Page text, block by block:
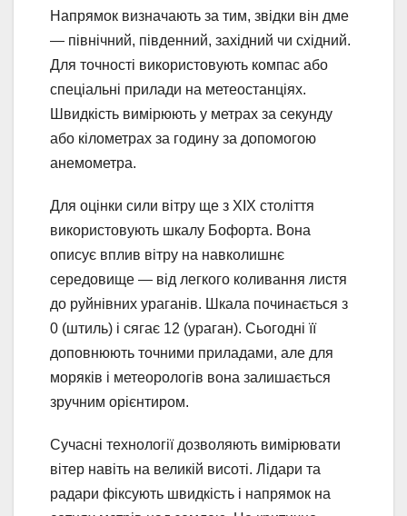
Напрямок визначають за тим, звідки він дме
— північний, південний, західний чи східний.
Для точності використовують компас або
спеціальні прилади на метеостанціях.
Швидкість вимірюють у метрах за секунду
або кілометрах за годину за допомогою
анемометра.
Для оцінки сили вітру ще з XIX століття
використовують шкалу Бофорта. Вона
описує вплив вітру на навколишнє
середовище — від легкого коливання листя
до руйнівних ураганів. Шкала починається з
0 (штиль) і сягає 12 (ураган). Сьогодні її
доповнюють точними приладами, але для
моряків і метеорологів вона залишається
зручним орієнтиром.
Сучасні технології дозволяють вимірювати
вітер навіть на великій висоті. Лідари та
радари фіксують швидкість і напрямок на